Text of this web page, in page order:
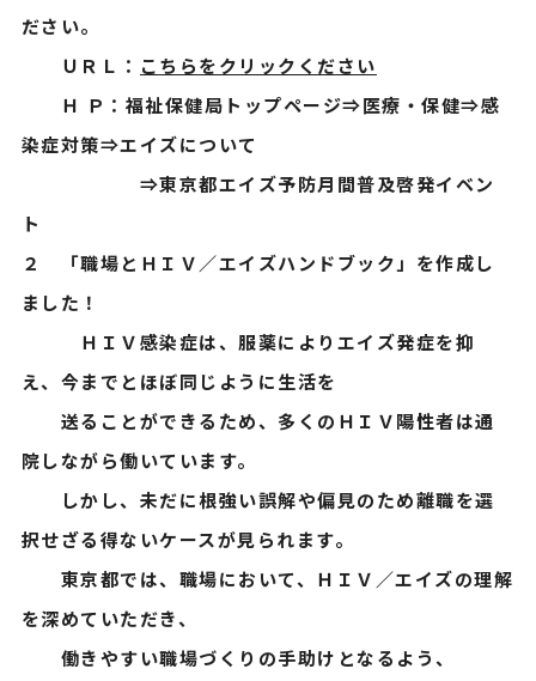
ださい。
ＵＲＬ： こちらをクリックください
Ｈ Ｐ：福祉保健局トップページ⇒医療・保健⇒感
染症対策⇒エイズについて
⇒東京都エイズ予防月間普及啓発イベン
ト
２ 「職場とＨＩＶ／エイズハンドブック」を作成し
ました！
ＨＩＶ感染症は、服薬によりエイズ発症を抑
え、今までとほぼ同じように生活を
送ることができるため、多くのＨＩＶ陽性者は通
院しながら働いています。
しかし、未だに根強い誤解や偏見のため離職を選
択せざる得ないケースが見られます。
東京都では、職場において、ＨＩＶ／エイズの理解
を深めていただき、
働きやすい職場づくりの手助けとなるよう、